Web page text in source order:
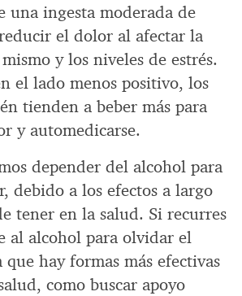
una ingesta moderada de
el dolor al afectar la
y los niveles de estrés.
el lado menos positivo, los
tienden a beber más para
y automedicarse.
depender del alcohol para
debido a los efectos a largo
tener en la salud. Si recurres
al alcohol para olvidar el
hay formas más efectivas
como buscar apoyo